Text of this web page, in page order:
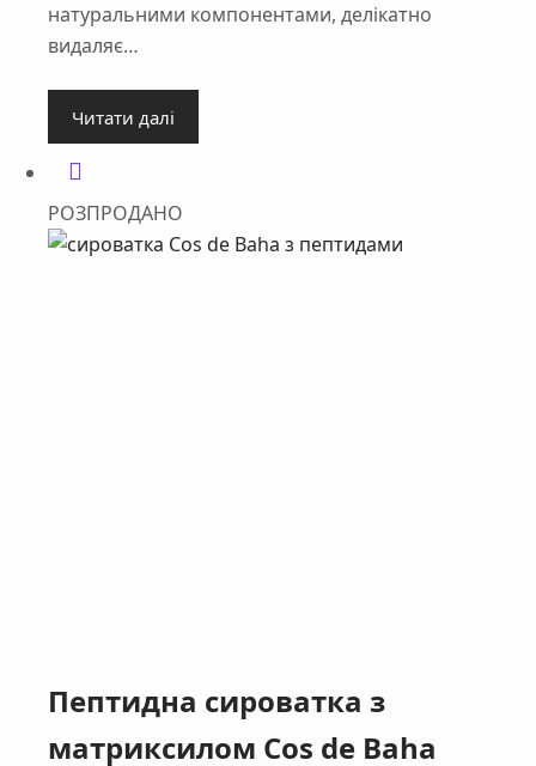
натуральними компонентами, делікатно
видаляє…
Читати далі
РОЗПРОДАНО
Пептидна сироватка з
матриксилом Cos de Baha